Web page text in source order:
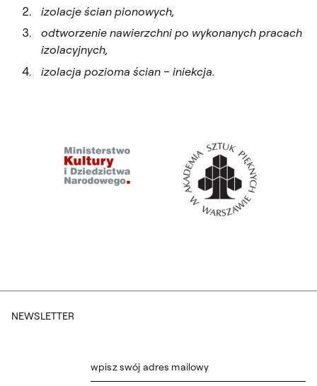
izolacje ścian pionowych,
odtworzenie nawierzchni po wykonanych pracach
izolacyjnych,
izolacja pozioma ścian – iniekcja.
NEWSLETTER
wpisz swój adres mailowy